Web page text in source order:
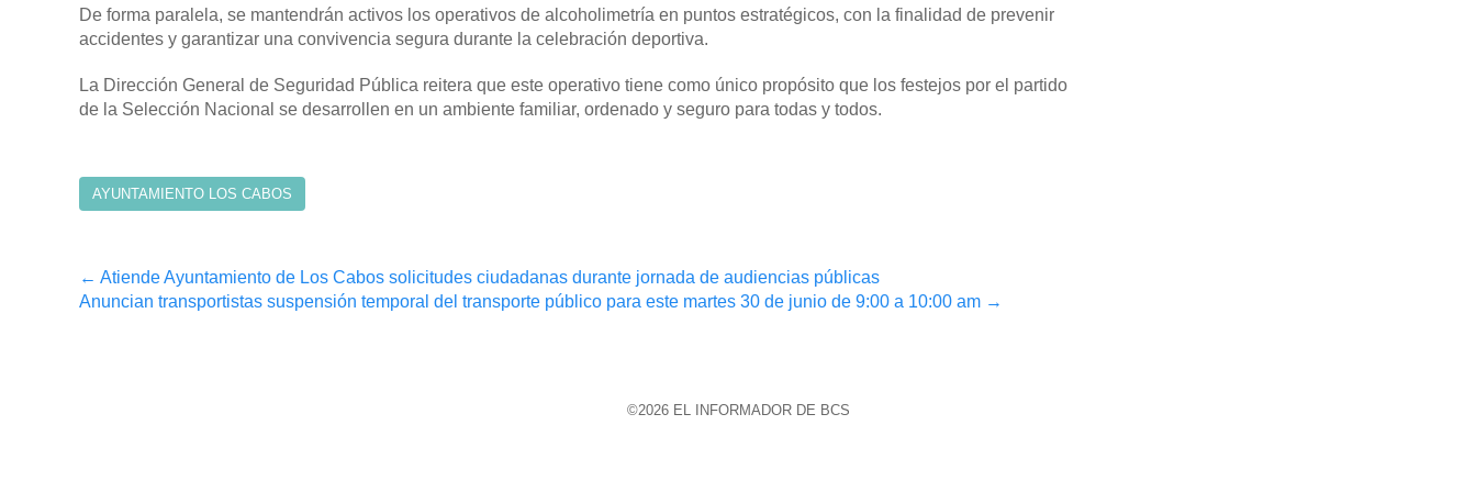
De forma paralela, se mantendrán activos los operativos de alcoholimetría en puntos estratégicos, con la finalidad de prevenir
accidentes y garantizar una convivencia segura durante la celebración deportiva.
La Dirección General de Seguridad Pública reitera que este operativo tiene como único propósito que los festejos por el partido
de la Selección Nacional se desarrollen en un ambiente familiar, ordenado y seguro para todas y todos.
AYUNTAMIENTO LOS CABOS
Post
← Atiende Ayuntamiento de Los Cabos solicitudes ciudadanas durante jornada de audiencias públicas
Anuncian transportistas suspensión temporal del transporte público para este martes 30 de junio de 9:00 a 10:00 am →
©2026 EL INFORMADOR DE BCS